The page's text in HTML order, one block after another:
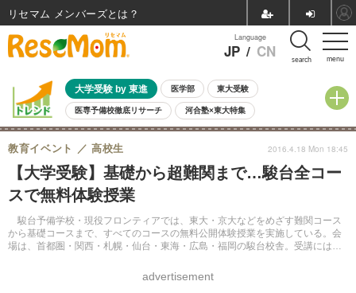
menu
Language
JP / CN search
大学受験 by 東進 医学部 東大受験
医専予備校徹底リサーチ 河合塾×東大特集
親子で考える大学選び 高校受験 中学受験 小学校受験
共通テスト 夏休み
8月開催イベント・WS 全国公立高校 過去問 人気記事
自由研究教材（小学生向け）
【大学受験】基礎から超難関まで…駿台全コー
スで無料体験授業
駿台予備学校・現役フロンティアでは、東大・京大などをめざす難関コース
から基礎コースまで、すべてのコースの無料公開体験授業を実施している。会
場は、首都圏・関西・札幌・仙台・東海・広島・福岡の駿台校舎。受講には事
教育イベント 高校生
advertisement
2016.4.18 Mon 18:45
リセマム メンバーズ